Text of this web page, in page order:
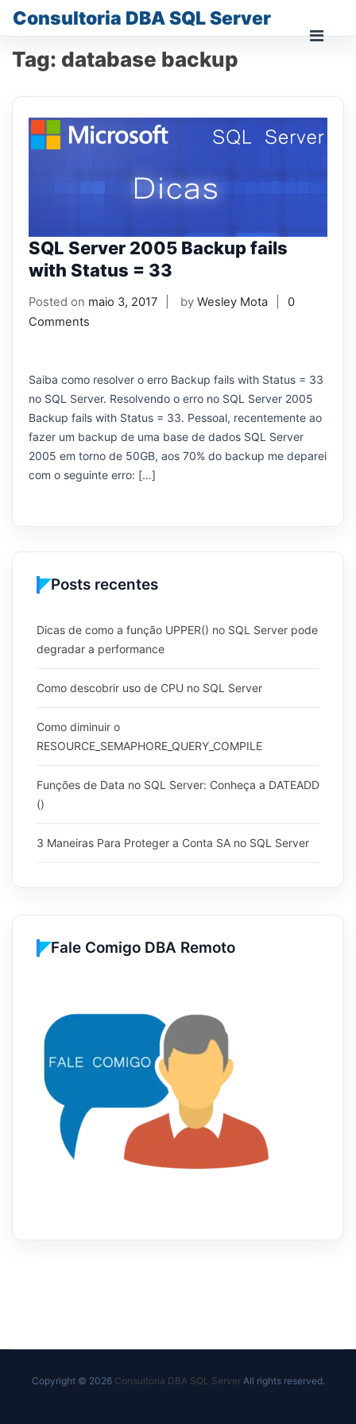
content
Consultoria DBA SQL Server
Tag: database backup
SQL Server 2005 Backup fails
with Status = 33
Posted on maio 3, 2017 by Wesley Mota
0
Comments
Saiba como resolver o erro Backup fails with Status = 33
no SQL Server. Resolvendo o erro no SQL Server 2005
Backup fails with Status = 33. Pessoal, recentemente ao
fazer um backup de uma base de dados SQL Server
2005 em torno de 50GB, aos 70% do backup me deparei
com o seguinte erro: […]
Posts recentes
Dicas de como a função UPPER() no SQL Server pode
degradar a performance
Como descobrir uso de CPU no SQL Server
Como diminuir o
RESOURCE_SEMAPHORE_QUERY_COMPILE
Funções de Data no SQL Server: Conheça a DATEADD
()
3 Maneiras Para Proteger a Conta SA no SQL Server
Fale Comigo DBA Remoto
Copyright © 2026 Consultoria DBA SQL ServerAll rights reserved.